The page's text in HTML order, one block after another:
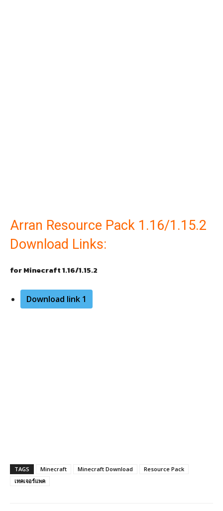
Arran Resource Pack 1.16/1.15.2
Download Links:
for Minecraft 1.16/1.15.2
Download link 1
TAGS Minecraft Minecraft Download
Resource Pack
เทคเจอร์แพค